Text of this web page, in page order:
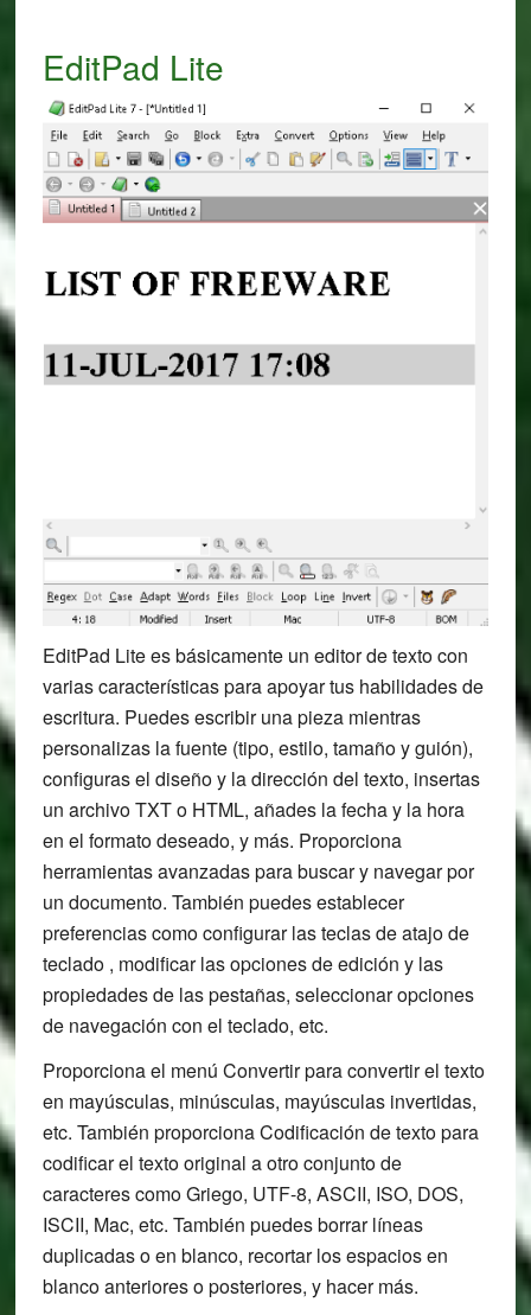
EditPad Lite
EditPad Lite es básicamente un editor de texto con
varias características para apoyar tus habilidades de
escritura. Puedes escribir una pieza mientras
personalizas la fuente (tipo, estilo, tamaño y guión),
configuras el diseño y la dirección del texto, insertas
un archivo TXT o HTML, añades la fecha y la hora
en el formato deseado, y más. Proporciona
herramientas avanzadas para buscar y navegar por
un documento. También puedes establecer
preferencias como configurar las teclas de atajo de
teclado , modificar las opciones de edición y las
propiedades de las pestañas, seleccionar opciones
de navegación con el teclado, etc.
Proporciona el menú Convertir para convertir el texto
en mayúsculas, minúsculas, mayúsculas invertidas,
etc. También proporciona Codificación de texto para
codificar el texto original a otro conjunto de
caracteres como Griego, UTF-8, ASCII, ISO, DOS,
ISCII, Mac, etc. También puedes borrar líneas
duplicadas o en blanco, recortar los espacios en
blanco anteriores o posteriores, y hacer más.